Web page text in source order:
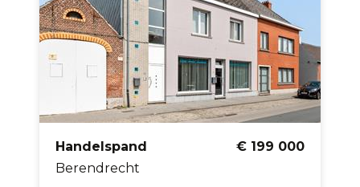
Handelspand
€ 199 000
Berendrecht